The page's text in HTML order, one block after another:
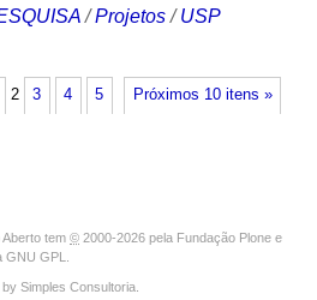
/Projetos/USP
Próximos 10 itens »
2 3 4 5
Aberto tem © 2000-2026 pela Fundação Plone e
GNU GPL
by Simples Consultoria